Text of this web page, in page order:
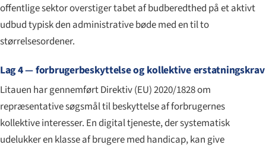
offentlige sektor overstiger tabet af budberedthed på et aktivt
udbud typisk den administrative bøde med en til to
størrelsesordener.
Lag 4 — forbrugerbeskyttelse og kollektive erstatningskrav
Litauen har gennemført Direktiv (EU) 2020/1828 om
repræsentative søgsmål til beskyttelse af forbrugernes
kollektive interesser. En digital tjeneste, der systematisk
udelukker en klasse af brugere med handicap, kan give